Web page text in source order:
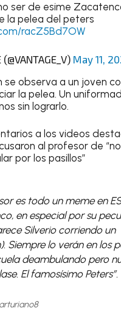
ser de esime
la pelea del peters
racZ5Bd7OW
May 11,
se observa a un joven
la pelea. Un
sin lograrlo.
a los videos
al profesor de
por los pasillos”
es todo un meme en
en especial por su
Silverio corriendo un
Siempre lo verán en los
deambulando pero
El famosísimo Peters”.